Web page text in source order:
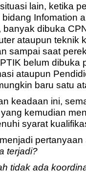
lain, ketika
bidang Infomation
banyak dibuka
ataupun teknik
sampai saat
belum dibuka
ataupun
baru satu
keadaan ini,
kemudian
syarat
terjadi?
tidak ada